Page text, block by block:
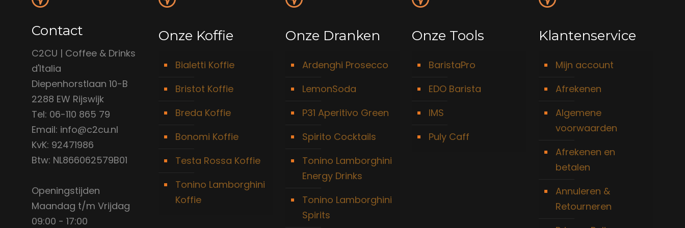
Contact
C2CU | Coffee & Drinks
d'Italia
Diepenhorstlaan 10-B
2288 EW Rijswijk
Tel: 06-110 865 79
Email: info@c2cu.nl
KvK: 92471986
Btw: NL866062579B01
Openingstijden
Maandag t/m Vrijdag
09:00 - 17:00
Onze Koffie
Bialetti Koffie
Bristot Koffie
Breda Koffie
Bonomi Koffie
Testa Rossa Koffie
Tonino Lamborghini
Koffie
Onze Dranken
Ardenghi Prosecco
LemonSoda
P31 Aperitivo Green
Spirito Cocktails
Tonino Lamborghini
Energy Drinks
Tonino Lamborghini
Spirits
Onze Tools
BaristaPro
EDO Barista
IMS
Puly Caff
Klantenservice
Mijn account
Afrekenen
Algemene
voorwaarden
Afrekenen en
betalen
Annuleren &
Retourneren